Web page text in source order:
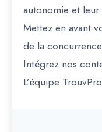
autonomie et
Mettez en avant
de la
Intégrez nos
L’équipe TrouvPro